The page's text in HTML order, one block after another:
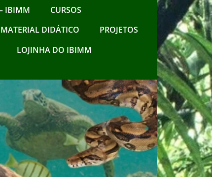
IBIMM
CURSOS
MATERIAL DIDÁTICO
PROJETOS
LOJINHA DO IBIMM